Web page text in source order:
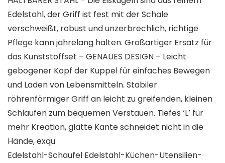
Edelstahl, der Griff ist fest mit der Schale
verschweißt, robust und unzerbrechlich, richtige
Pflege kann jahrelang halten. Großartiger Ersatz für
das Kunststoffset – GENAUES DESIGN – Leicht
gebogener Kopf der Kuppel für einfaches Bewegen
und Laden von Lebensmitteln. Stabiler
röhrenförmiger Griff an leicht zu greifenden, kleinen
Schlaufen zum bequemen Verstauen. Tiefes ‘L’ für
mehr Kreation, glatte Kante schneidet nicht in die
Hände, exqu
Edelstahl-Schaufel Edelstahl-Küchen-Utensilien-